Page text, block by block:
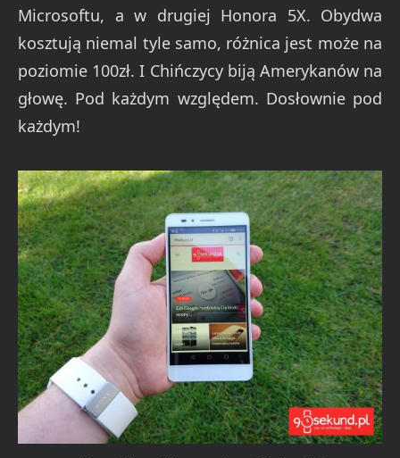
Microsoftu, a w drugiej Honora 5X. Obydwa
kosztują niemal tyle samo, różnica jest może na
poziomie 100zł. I Chińczycy biją Amerykanów na
głowę. Pod każdym względem. Dosłownie pod
każdym!